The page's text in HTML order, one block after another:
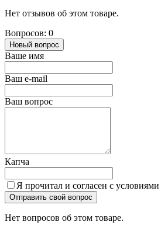
Нет отзывов об этом товаре.
Вопросов: 0
Новый вопрос
Ваше имя
Ваш e-mail
Ваш вопрос
Капча
Я прочитал и согласен с условиями
Отправить свой вопрос
Нет вопросов об этом товаре.